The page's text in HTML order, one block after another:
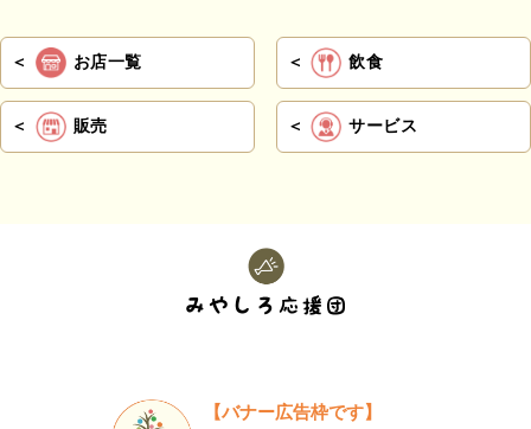
お店一覧 飲食
販売 サービス
【バナー広告枠です】